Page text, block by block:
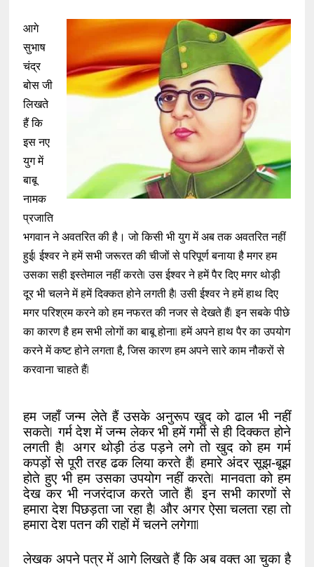
आगे
सुभाष
चंद्र
बोस जी
लिखते
हैं कि
इस नए
युग में
बाबू
नामक
प्रजाति
भगवान ने अवतरित की है। जो किसी भी युग में अब तक अवतरित नहीं
हुई ⃒ ईश्वर ने हमें सभी जरूरत की चीजों से परिपूर्ण बनाया है मगर हम
उसका सही इस्तेमाल नहीं करते ⃒ उस ईश्वर ने हमें पैर दिए मगर थोड़ी
दूर भी चलने में हमें दिक्कत होने लगती है ⃒ उसी ईश्वर ने हमें हाथ दिए
मगर परिश्रम करने को हम नफरत की नजर से देखते हैं ⃒ इन सबके पीछे
का कारण है हम सभी लोगों का बाबू होना ⃒ हमें अपने हाथ पैर का उपयोग
करने में कष्ट होने लगता है, जिस कारण हम अपने सारे काम नौकरों से
करवाना चाहते हैं ⃒
हम जहाँ जन्म लेते हैं उसके अनुरूप खुद को ढाल भी नहीं
सकते ⃒ गर्म देश में जन्म लेकर भी हमें गर्मी से ही दिक्कत होने
लगती है ⃒ अगर थोड़ी ठंड पड़ने लगे तो खुद को हम गर्म
कपड़ों से पूरी तरह ढक लिया करते हैं ⃒ हमारे अंदर सूझ-बूझ
होते हुए भी हम उसका उपयोग नहीं करते ⃒ मानवता को हम
देख कर भी नजरंदाज करते जाते हैं ⃒ इन सभी कारणों से
हमारा देश पिछड़ता जा रहा है ⃒ और अगर ऐसा चलता रहा तो
हमारा देश पतन की राहों में चलने लगेगा ⃒
लेखक अपने पत्र में आगे लिखते हैं कि अब वक्त आ चुका है